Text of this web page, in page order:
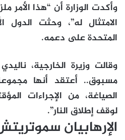
وأكدت الوزارة أن “هذا الأمر
الامتثال له”، وحثت الدول
المتحدة على دعمه.
وقالت وزيرة الخارجية،
مسبوق.. أعتقد أنها
الصياغة، من الإجراءات
لوقف إطلاق النار”.
الإرهابيان